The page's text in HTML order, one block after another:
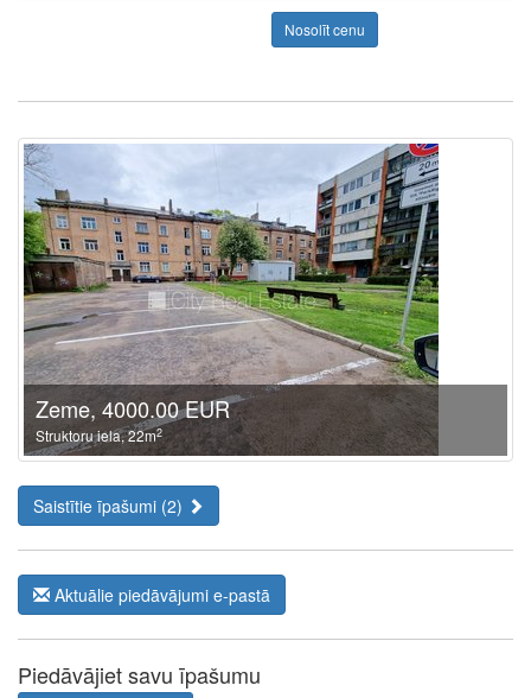
Nosolīt cenu
Zeme, 4000.00 EUR
Struktoru iela, 22m2
Saistītie īpašumi (2)
Aktuālie piedāvājumi e-pastā
Piedāvājiet savu īpašumu